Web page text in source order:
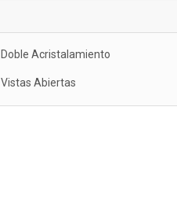
Doble Acristalamiento
Vistas Abiertas